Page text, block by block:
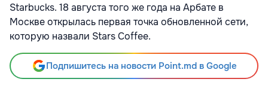
Starbucks. 18 августа того же года на Арбате в
Москве открылась первая точка обновленной сети,
которую назвали Stars Coffee.
Подпишитесь на новости Point.md в Google